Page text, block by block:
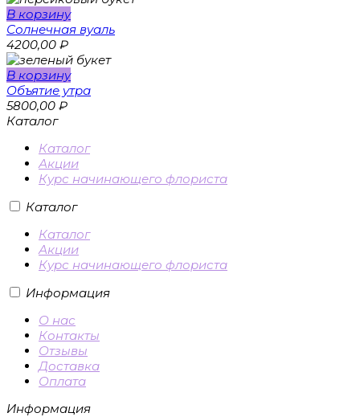
В корзину
Солнечная вуаль
4200,00 ₽
В корзину
Объятие утра
5800,00 ₽
Каталог
Каталог
Акции
Курс начинающего флориста
Каталог
Каталог
Акции
Курс начинающего флориста
Информация
О нас
Контакты
Отзывы
Доставка
Оплата
Информация